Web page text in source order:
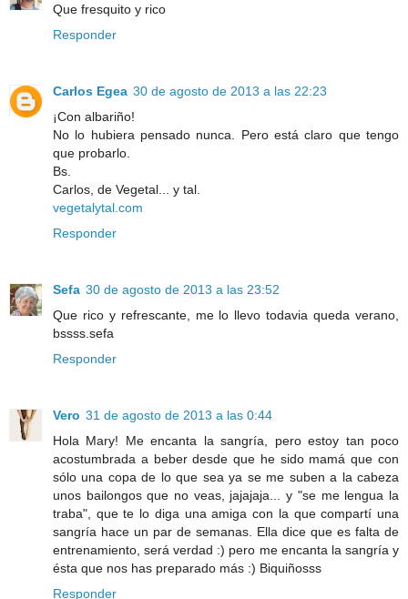
Que fresquito y rico
Responder
Carlos Egea 30 de agosto de 2013 a las 22:23
¡Con albariño!
No lo hubiera pensado nunca. Pero está claro que tengo
que probarlo.
Bs.
Carlos, de Vegetal... y tal.
vegetalytal.com
Responder
Sefa 30 de agosto de 2013 a las 23:52
Que rico y refrescante, me lo llevo todavia queda verano,
bssss.sefa
Responder
Vero 31 de agosto de 2013 a las 0:44
Hola Mary! Me encanta la sangría, pero estoy tan poco
acostumbrada a beber desde que he sido mamá que con
sólo una copa de lo que sea ya se me suben a la cabeza
unos bailongos que no veas, jajajaja... y "se me lengua la
traba", que te lo diga una amiga con la que compartí una
sangría hace un par de semanas. Ella dice que es falta de
entrenamiento, será verdad :) pero me encanta la sangría y
ésta que nos has preparado más :) Biquiñosss
Responder